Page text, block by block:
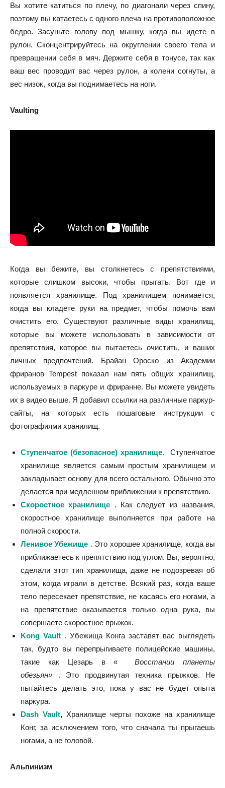
Вы хотите катиться по плечу, по диагонали через спину,
поэтому вы катаетесь с одного плеча на противоположное
бедро. Засуньте голову под мышку, когда вы идете в
рулон. Сконцентрируйтесь на округлении своего тела и
превращении себя в мяч. Держите себя в тонусе, так как
ваш вес проводит вас через рулон, а колени согнуты, а
вес низок, когда вы поднимаетесь на ноги.
Vaulting
Когда вы бежите, вы столкнетесь с препятствиями,
которые слишком высоки, чтобы прыгать. Вот где и
появляется хранилище. Под хранилищем понимается,
когда вы кладете руки на предмет, чтобы помочь вам
очистить его. Существуют различные виды хранилищ,
которые вы можете использовать в зависимости от
препятствия, которое вы пытаетесь очистить, и ваших
личных предпочтений. Брайан Ороско из Академии
фриранов Tempest показал нам пять общих хранилищ,
используемых в паркуре и фриранне. Вы можете увидеть
их в видео выше. Я добавил ссылки на различные паркур-
сайты, на которых есть пошаговые инструкции с
фотографиями хранилищ.
Ступенчатое (безопасное) хранилище. Ступенчатое
хранилище является самым простым хранилищем и
закладывает основу для всего остального. Обычно это
делается при медленном приближении к препятствию.
Скоростное хранилище . Как следует из названия,
скоростное хранилище выполняется при работе на
полной скорости.
Ленивое Убежище . Это хорошее хранилище, когда вы
приближаетесь к препятствию под углом. Вы, вероятно,
сделали этот тип хранилища, даже не подозревая об
этом, когда играли в детстве. Всякий раз, когда ваше
тело пересекает препятствие, не касаясь его ногами, а
на препятствие оказывается только одна рука, вы
совершаете скоростное прыжок.
Kong Vault . Убежища Конга заставят вас выглядеть
так, будто вы перепрыгиваете полицейские машины,
такие как Цезарь в «Восстании планеты
обезьян» . Это продвинутая техника прыжков. Не
пытайтесь делать это, пока у вас не будет опыта
паркура.
Dash Vault, Хранилище черты похоже на хранилище
Конг, за исключением того, что сначала ты прыгаешь
ногами, а не головой.
Альпинизм